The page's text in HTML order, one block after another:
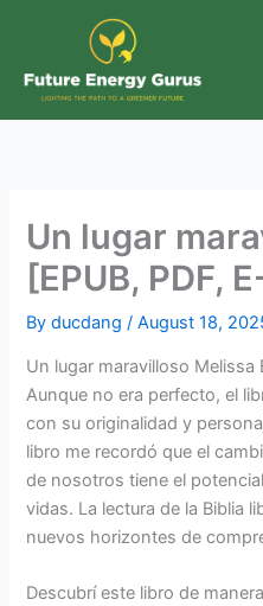
content
Un lugar
[EPUB, PDF,
Byducdang /August 18,
Un lugar maravilloso Melissa
Aunque no era perfecto, el
con su originalidad y
libro me recordó que el
de nosotros tiene el
vidas. La lectura de la Biblia
nuevos horizontes de
Descubrí este libro de